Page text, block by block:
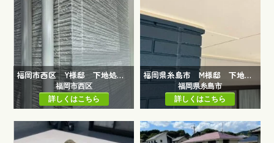
福岡市西区 Y様邸 下地処理工事
福岡市西区
詳しくはこちら
福岡県糸島市 M様邸 下地処理工事
福岡県糸島市
詳しくはこちら